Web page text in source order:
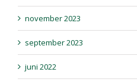
november 2023
september 2023
juni 2022